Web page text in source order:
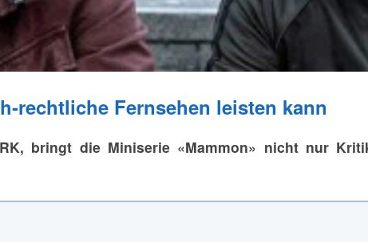
rechtliche Fernsehen leisten kann
bringt die Miniserie «Mammon» nicht nur